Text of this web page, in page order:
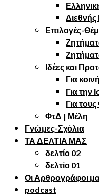
Διεθνής
Επιλογές-
Ιδέες και
Για
Για την
Για
ΦτΔ | Μέλη
Γνώμες-Σχόλια
ΤΑ ΔΕΛΤΙΑ ΜΑΣ
δελτίο 02
δελτίο 01
Οι Αρθρογράφοι
podcast